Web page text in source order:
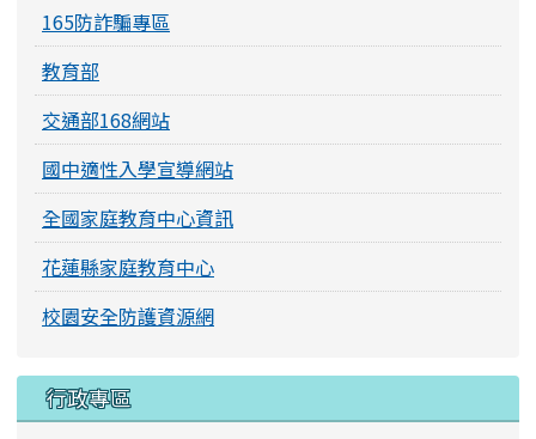
165防詐騙專區
教育部
交通部168網站
國中適性入學宣導網站
全國家庭教育中心資訊
花蓮縣家庭教育中心
校園安全防護資源網
行政專區